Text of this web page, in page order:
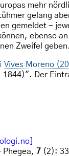
mehr
gelang
gemeldet -
ebenso
Zweifel geben.
Vives Moreno
1844)". Der
7 (2):